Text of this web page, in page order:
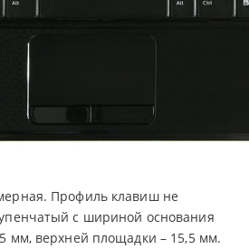
Профиль клавиш не
с шириной основания
мм, верхней площадки – 15,5 мм.